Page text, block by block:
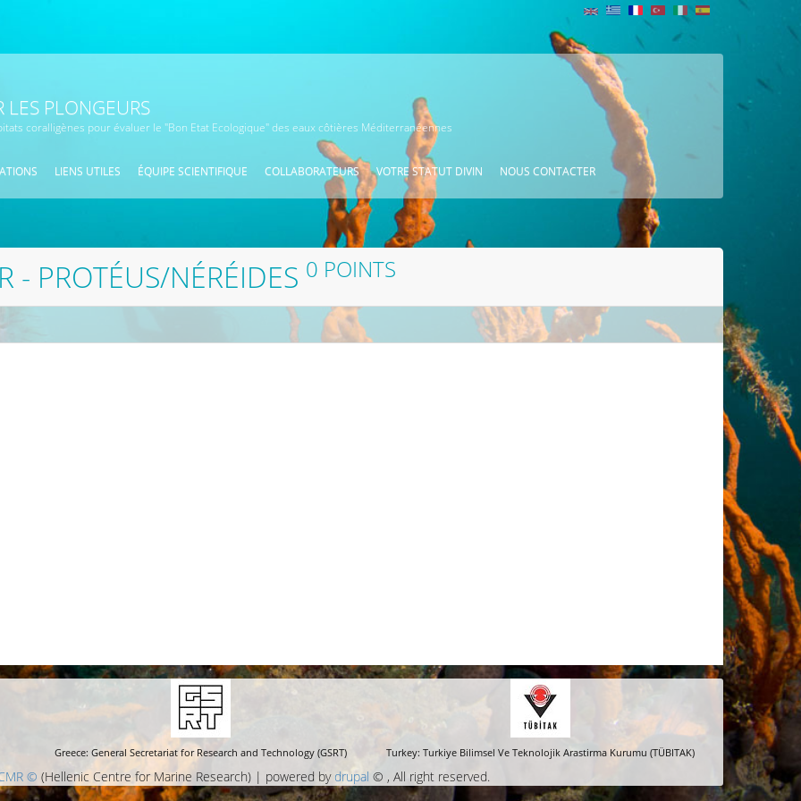
LES PLONGEURS
coralligènes pour évaluer le "Bon Etat Ecologique" des eaux côtières Méditerranéennes
LIENS UTILES ÉQUIPE SCIENTIFIQUE COLLABORATEURS VOTRE STATUT DIVIN NOUS CONTACTER
- PROTÉUS/NÉRÉIDES 0 POINTS
Greece: General Secretariat for Research and Technology (GSRT) Turkey: Turkiye Bilimsel Ve Teknolojik Arastirma Kurumu (TÜBITAK)
© (Hellenic Centre for Marine Research) | powered by drupal © , All right reserved.